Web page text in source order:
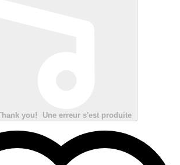
you! Une erreur s'est produite